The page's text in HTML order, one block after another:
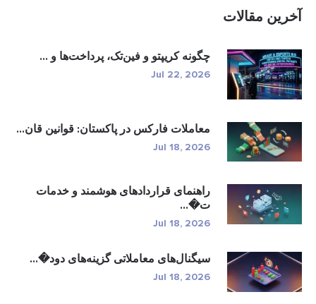
آخرین مقالات
چگونه کریپتو و فین‌تک، پرداخت‌ها و ...
Jul 22, 2026
معاملات فارکس در پاکستان: قوانین قان...
Jul 18, 2026
راهنمای قراردادهای هوشمند و خدمات
ت�...
Jul 18, 2026
سیگنال‌های معاملاتی گزینه‌های دود�...
Jul 18, 2026